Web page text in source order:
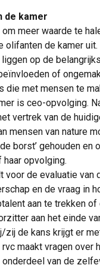
de kamer
meer waarde te
olifanten de kamer
op de
of
die met mensen te
is ceo-opvolging.
vertrek van de
mensen van nature
de borst’ gehouden
opvolging.
voor de evaluatie
en de vraag in
aan te trekken
aan het einde
zij de kans krijgt er
maakt vragen over
van de